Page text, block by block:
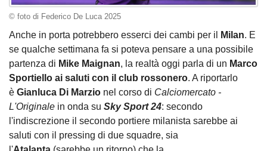
© foto di Federico De Luca 2025
Anche in porta potrebbero esserci dei cambi per il Milan. E
se qualche settimana fa si poteva pensare a una possibile
partenza di Mike Maignan, la realtà oggi parla di un Marco
Sportiello ai saluti con il club rossonero. A riportarlo
è Gianluca Di Marzio nel corso di Calciomercato -
L'Originale in onda su Sky Sport 24: secondo
l'indiscrezione il secondo portiere milanista sarebbe ai
saluti con il pressing di due squadre, sia